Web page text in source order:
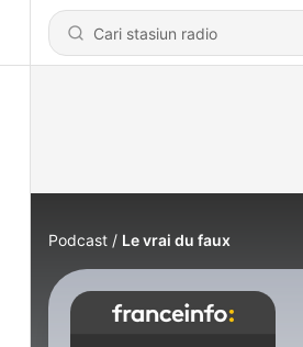
Podcast Le vrai du faux